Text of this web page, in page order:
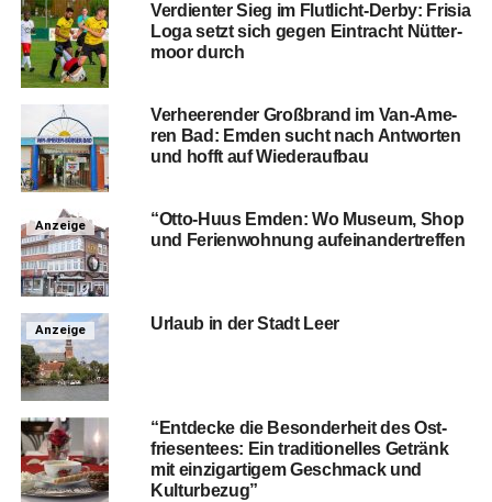
Ver­dien­ter Sieg im Flut­licht-Der­by: Fri­sia
Loga setzt sich gegen Ein­tracht Nüt­ter­
moor durch
Ver­hee­ren­der Groß­brand im Van-Ame­
ren Bad: Emden sucht nach Ant­wor­ten
und hofft auf Wiederaufbau
Anzeige
“Otto-Huus Emden: Wo Muse­um, Shop
und Feri­en­woh­nung aufeinandertreffen
Anzeige Urlaub in der Stadt Leer
“Ent­de­cke die Beson­der­heit des Ost­
frie­sen­tees: Ein tra­di­tio­nel­les Getränk
mit ein­zig­ar­ti­gem Geschmack und
Kulturbezug”